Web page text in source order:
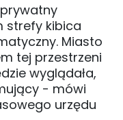
strefy kibica
Miasto
tej przestrzeni
wyglądała,
- mówi
urzędu